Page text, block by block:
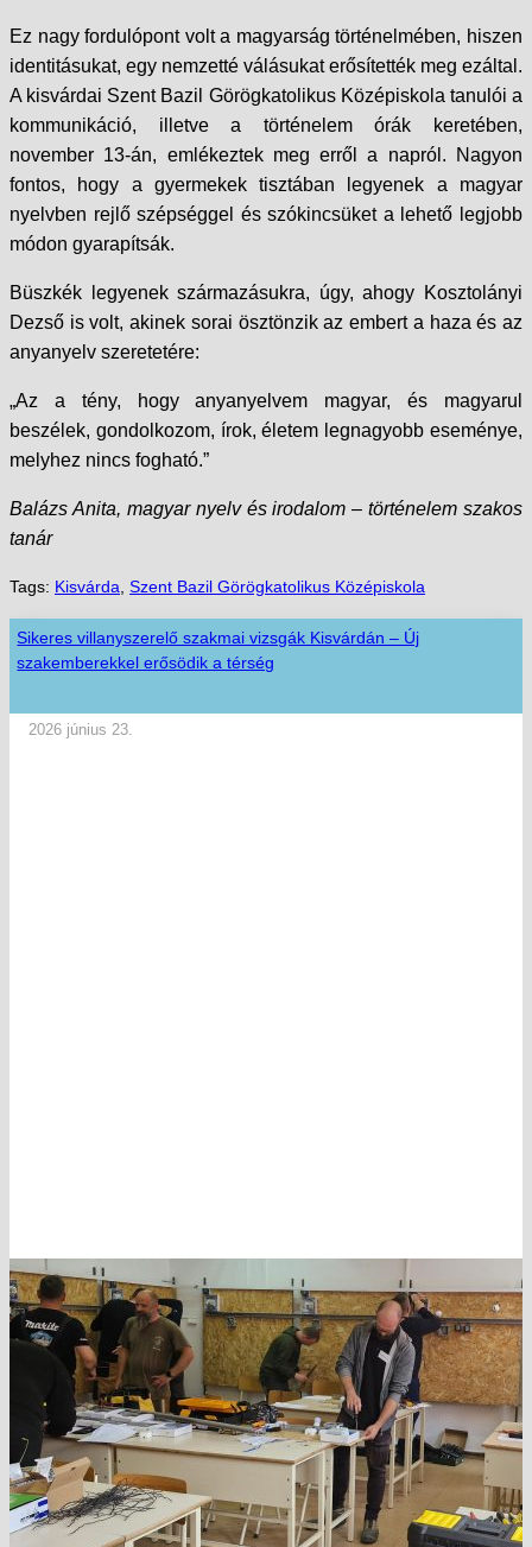
Ez nagy fordulópont volt a magyarság történelmében, hiszen
identitásukat, egy nemzetté válásukat erősítették meg ezáltal.
A kisvárdai Szent Bazil Görögkatolikus Középiskola tanulói a
kommunikáció, illetve a történelem órák keretében,
november 13-án, emlékeztek meg erről a napról. Nagyon
fontos, hogy a gyermekek tisztában legyenek a magyar
nyelvben rejlő szépséggel és szókincsüket a lehető legjobb
módon gyarapítsák.
Büszkék legyenek származásukra, úgy, ahogy Kosztolányi
Dezső is volt, akinek sorai ösztönzik az embert a haza és az
anyanyelv szeretetére:
„Az a tény, hogy anyanyelvem magyar, és magyarul
beszélek, gondolkozom, írok, életem legnagyobb eseménye,
melyhez nincs fogható.”
Balázs Anita, magyar nyelv és irodalom – történelem szakos
tanár
Tags: Kisvárda Szent Bazil Görögkatolikus Középiskola
Sikeres villanyszerelő szakmai vizsgák Kisvárdán – Új
szakemberekkel erősödik a térség
2026 június 23.